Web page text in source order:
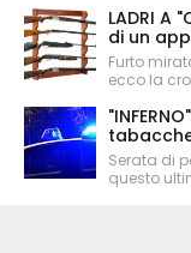
LADRI A
di un
Furto
ecco la
Serata di
questo